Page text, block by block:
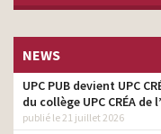
NEWS
UPC PUB devient UPC
du collège UPC CRÉA
publié le 21 juillet 2026